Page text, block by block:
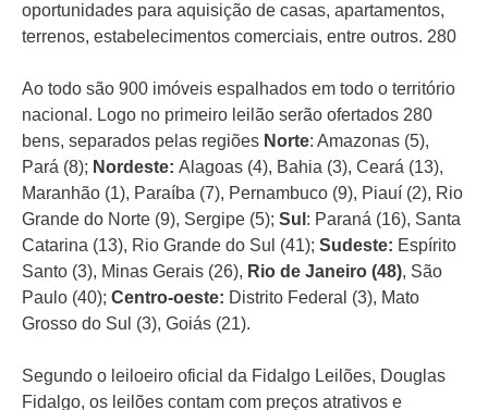
oportunidades para aquisição de casas, apartamentos,
terrenos, estabelecimentos comerciais, entre outros. 280
Ao todo são 900 imóveis espalhados em todo o território
nacional. Logo no primeiro leilão serão ofertados 280
bens, separados pelas regiões Norte: Amazonas (5),
Pará (8); Nordeste: Alagoas (4), Bahia (3), Ceará (13),
Maranhão (1), Paraíba (7), Pernambuco (9), Piauí (2), Rio
Grande do Norte (9), Sergipe (5); Sul : Paraná (16), Santa
Catarina (13), Rio Grande do Sul (41); Sudeste: Espírito
Santo (3), Minas Gerais (26), Rio de Janeiro (48), São
Paulo (40); Centro-oeste: Distrito Federal (3), Mato
Grosso do Sul (3), Goiás (21).
Segundo o leiloeiro oficial da Fidalgo Leilões, Douglas
Fidalgo, os leilões contam com preços atrativos e